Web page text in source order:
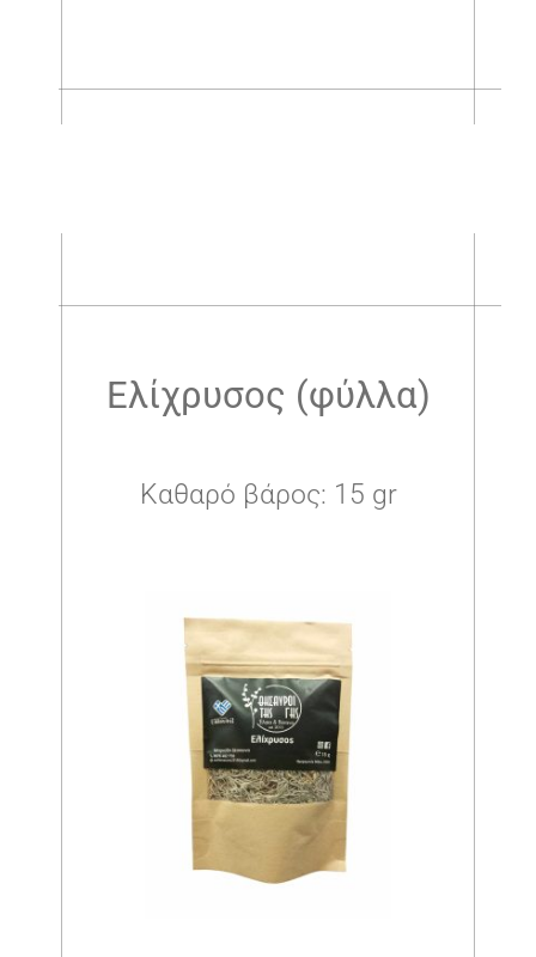
.
Ελίχρυσος (φύλλα)
Καθαρό βάρος: 15 gr